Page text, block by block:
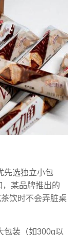
先选独立小包
，某品牌推出的
饮时不会弄脏桌
包装（如300g以